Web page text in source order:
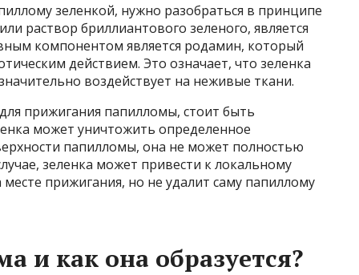
зеленкой, нужно разобраться в принципе
раствор бриллиантового зеленого, является
компонентом является родамин, который
действием. Это означает, что зеленка
воздействует на неживые ткани.
прижигания папилломы, стоит быть
может уничтожить определенное
папилломы, она не может полностью
зеленка может привести к локальному
прижигания, но не удалит саму папиллому
и как она образуется?